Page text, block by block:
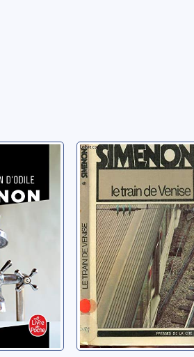
Le train de
Venise
Simenon, Georges